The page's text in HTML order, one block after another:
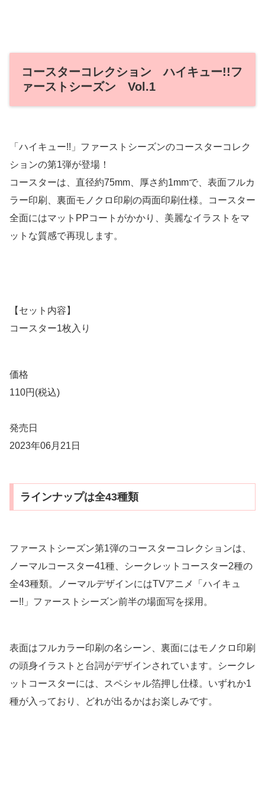
コースターコレクション ハイキュー!!フ
ァーストシーズン Vol.1
「ハイキュー!!」ファーストシーズンのコースターコレク
ションの第1弾が登場！
コースターは、直径約75mm、厚さ約1mmで、表面フルカ
ラー印刷、裏面モノクロ印刷の両面印刷仕様。コースター
全面にはマットPPコートがかかり、美麗なイラストをマ
ットな質感で再現します。
【セット内容】
コースター1枚入り
価格
110円(税込)
発売日
2023年06月21日
ラインナップは全43種類
ファーストシーズン第1弾のコースターコレクションは、
ノーマルコースター41種、シークレットコースター2種の
全43種類。ノーマルデザインにはTVアニメ「ハイキュ
ー!!」ファーストシーズン前半の場面写を採用。
表面はフルカラー印刷の名シーン、裏面にはモノクロ印刷
の頭身イラストと台詞がデザインされています。シークレ
ットコースターには、スペシャル箔押し仕様。いずれか1
種が入っており、どれが出るかはお楽しみです。